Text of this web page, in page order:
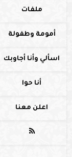
ملفات
أمومة وطفولة
اسألي وأنا أجاوبك
أنا حوا
اعلن معنا
